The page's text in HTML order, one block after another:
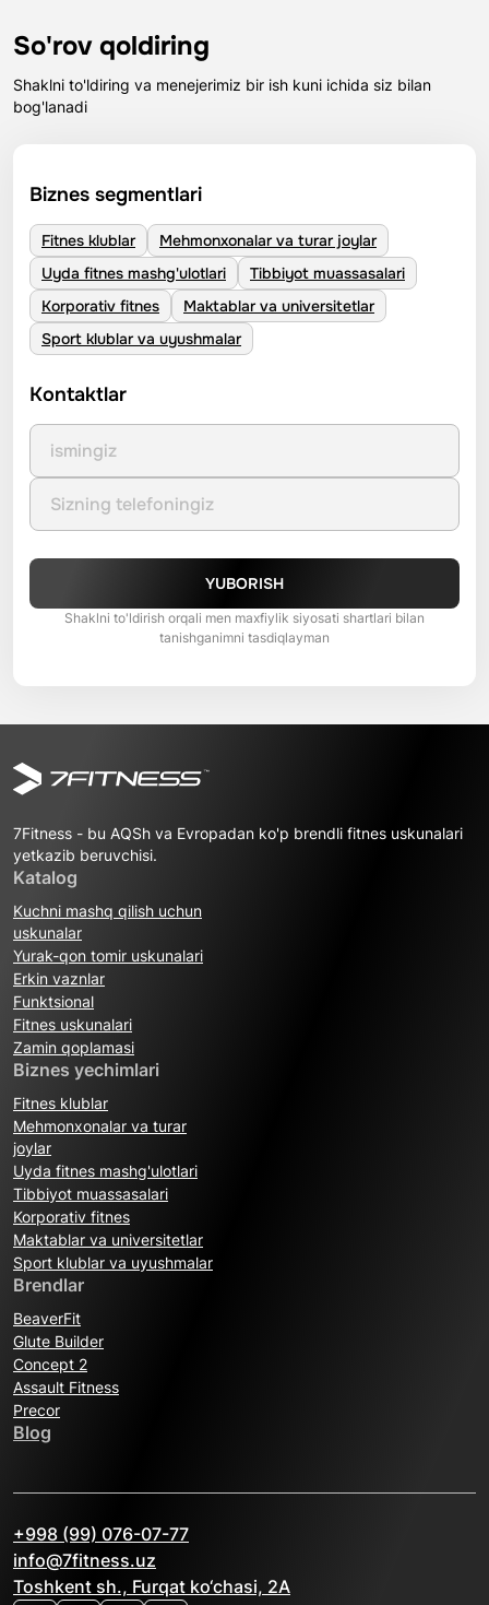
So'rov qoldiring
Shaklni to'ldiring va menejerimiz bir ish kuni ichida siz bilan
bog'lanadi
Biznes segmentlari
Fitnes klublar
Mehmonxonalar va turar joylar
Uyda fitnes mashg'ulotlari
Tibbiyot muassasalari
Korporativ fitnes
Maktablar va universitetlar
Sport klublar va uyushmalar
Kontaktlar
YUBORISH
Shaklni to'ldirish orqali men maxfiylik siyosati shartlari bilan
tanishganimni tasdiqlayman
7Fitness - bu AQSh va Evropadan ko'p brendli fitnes uskunalari
yetkazib beruvchisi.
Katalog
Kuchni mashq qilish uchun
uskunalar
Yurak-qon tomir uskunalari
Erkin vaznlar
Funktsional
Fitnes uskunalari
Zamin qoplamasi
Biznes yechimlari
Fitnes klublar
Mehmonxonalar va turar
joylar
Uyda fitnes mashg'ulotlari
Tibbiyot muassasalari
Korporativ fitnes
Maktablar va universitetlar
Sport klublar va uyushmalar
Brendlar
BeaverFit
Glute Builder
Concept 2
Assault Fitness
Precor
Blog
+998 (99) 076-07-77
info@7fitness.uz
Toshkent sh., Furqat ko‘chasi, 2A